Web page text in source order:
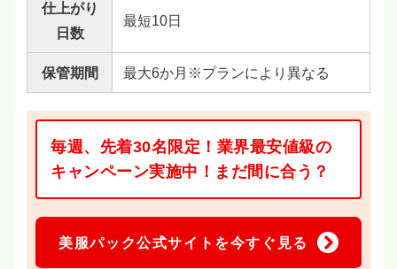
仕上がり
日数
最短10日
保管期間 最大6か月※プランにより異なる
毎週、先着30名限定！業界最安値級の
キャンペーン実施中！まだ間に合う？
美服パック公式サイトを今すぐ見る